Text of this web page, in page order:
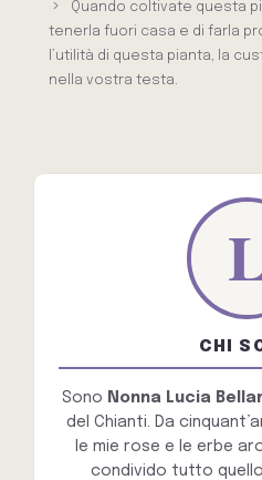
Quando coltivate questa
tenerla fuori casa e di farla
l’utilità di questa pianta, la
nella vostra testa.
CHI
Sono Nonna Lucia
del Chianti. Da
le mie rose e le erbe
condivido tutto